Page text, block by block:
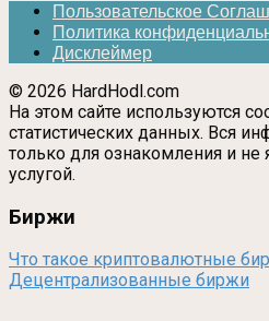
Пользовательское
Политика
Дисклеймер
© 2026 HardHodl.com
На этом сайте используются
статистических данных. Вся
только для ознакомления и не
услугой.
Биржи
Что такое криптовалютные
Децентрализованные биржи